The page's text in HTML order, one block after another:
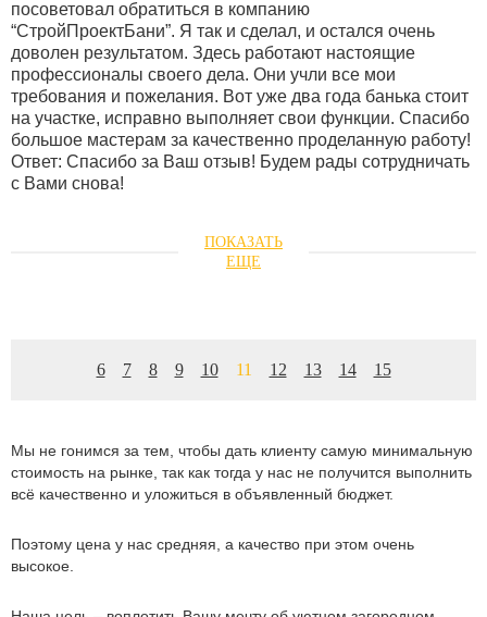
посоветовал обратиться в компанию
“СтройПроектБани”. Я так и сделал, и остался очень
доволен результатом. Здесь работают настоящие
профессионалы своего дела. Они учли все мои
требования и пожелания. Вот уже два года банька стоит
на участке, исправно выполняет свои функции. Спасибо
большое мастерам за качественно проделанную работу!
Ответ: Спасибо за Ваш отзыв! Будем рады сотрудничать
с Вами снова!
6 7 8 9 10 11 12 13 14 15
Мы не гонимся за тем, чтобы дать клиенту самую минимальную
стоимость на рынке, так как тогда у нас не получится выполнить
всё качественно и уложиться в объявленный бюджет.
Поэтому цена у нас средняя, а качество при этом очень
высокое.